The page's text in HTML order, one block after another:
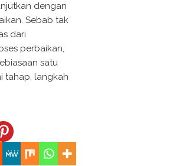
dengan
Sebab tak
dari
perbaikan,
satu
tahap, langkah